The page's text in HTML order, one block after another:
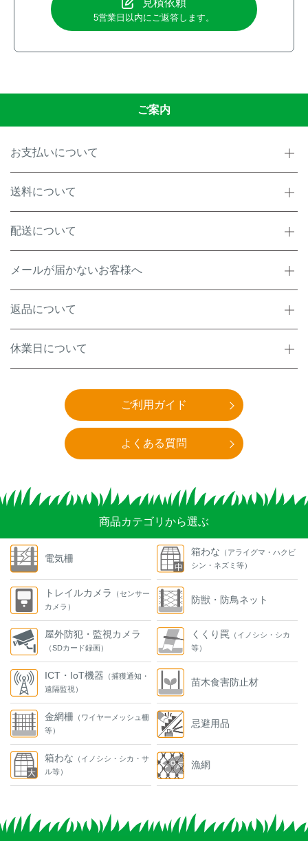
5営業日以内にご返答します。
ご案内
お支払いについて
送料について
配送について
メールが届かないお客様へ
返品について
休業日について
ご利用ガイド
よくある質問
商品カテゴリから選ぶ
電気柵
トレイルカメラ
（センサー
カメラ）
屋外防犯・監視カメラ
（SDカード録画）
ICT・IoT機器 （捕獲通知・
遠隔監視）
金網柵 （ワイヤーメッシュ柵
等）
箱わな （イノシシ・シカ・サ
ル等）
箱わな （アライグマ・ハクビ
シン・ネズミ等）
防獣・防鳥ネット
くくり罠 （イノシシ・シカ
等）
苗木食害防止材
忌避用品
漁網